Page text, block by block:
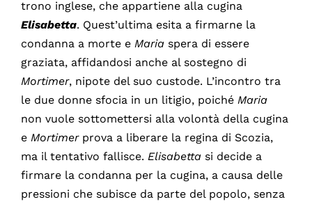
trono inglese, che appartiene alla cugina
Elisabetta. Quest’ultima esita a firmarne la
condanna a morte e Mariaspera di essere
graziata, affidandosi anche al sostegno di
Mortimer, nipote del suo custode. L’incontro tra
le due donne sfocia in un litigio, poiché Maria
non vuole sottomettersi alla volontà della cugina
e Mortimerprova a liberare la regina di Scozia,
ma il tentativo fallisce. Elisabettasi decide a
firmare la condanna per la cugina, a causa delle
pressioni che subisce da parte del popolo, senza